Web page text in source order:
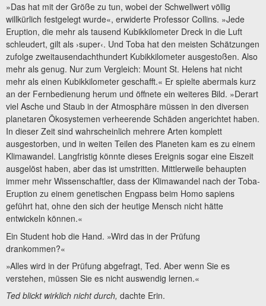
»Das hat mit der Größe zu tun, wobei der Schwellwert völlig
willkürlich festgelegt wurde«, erwiderte Professor Collins. »Jede
Eruption, die mehr als tausend Kubikkilometer Dreck in die Luft
schleudert, gilt als ›super‹. Und Toba hat den meisten Schätzungen
zufolge zweitausendachthundert Kubikkilometer ausgestoßen. Also
mehr als genug. Nur zum Vergleich: Mount St. Helens hat nicht
mehr als einen Kubikkilometer geschafft.« Er spielte abermals kurz
an der Fernbedienung herum und öffnete ein weiteres Bild. »Derart
viel Asche und Staub in der Atmosphäre müssen in den diversen
planetaren Ökosystemen verheerende Schäden angerichtet haben.
In dieser Zeit sind wahrscheinlich mehrere Arten komplett
ausgestorben, und in weiten Teilen des Planeten kam es zu einem
Klimawandel. Langfristig könnte dieses Ereignis sogar eine Eiszeit
ausgelöst haben, aber das ist umstritten. Mittlerweile behaupten
immer mehr Wissenschaftler, dass der Klimawandel nach der Toba-
Eruption zu einem genetischen Engpass beim Homo sapiens
geführt hat, ohne den sich der heutige Mensch nicht hätte
entwickeln können.«
Ein Student hob die Hand. »Wird das in der Prüfung
drankommen?«
»Alles wird in der Prüfung abgefragt, Ted. Aber wenn Sie es
verstehen, müssen Sie es nicht auswendig lernen.«
Ted blickt wirklich nicht durch, dachte Erin.